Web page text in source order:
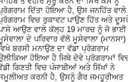
ਦਿੱਤਾ ਹੋਇਆ ਹੈ, ਉਸ ਜਨਹਿੱਤ ਵਾਲੇ
ਵਿਚ ਰੁਕਾਵਟ ਪਾਉਣ ਹਿੱਤ ਅਤੇ
ਆਉਣ ਵਾਲੇ ਕੱਲ੍ਹ 19 ਮਾਰਚ ਨੂੰ ਜੋ ਭਾਈ
ਦੇ ਪਰਿਵਾਰ ਵੱਲੋ ਮੂਸੇਵਾਲਾ (ਮਾਨਸਾ)
ਬਰਸੀ ਮਨਾਉਣ ਦਾ ਵੱਡਾ ਪ੍ਰੋਗਰਾਮ
ਹੋਇਆ ਹੈ ਜਿਥੇ ਦੋਵੇ ਪ੍ਰੋਗਰਾਮਾਂ
ਗਿਣਤੀ ਵਿਚ ਪੰਜਾਬੀਆਂ ਅਤੇ ਸਿੱਖਾਂ ਨੇ
ਕਰਨੀ ਹੈ, ਉਸਨੂੰ ਗੈਰ ਜਮਹੂਰੀਅਤ